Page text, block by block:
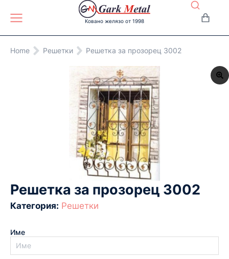
Ковано желязо от 1998
You are here:
Home Решетки Решетка за прозорец 3002
Решетка за прозорец 3002
Категория: Решетки
Име